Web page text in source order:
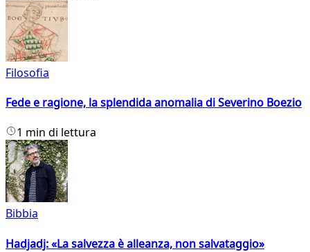
Filosofia
Fede e ragione, la splendida anomalia di Severino Boezio
1 min di lettura
Bibbia
Hadjadj: «La salvezza è alleanza, non salvataggio»